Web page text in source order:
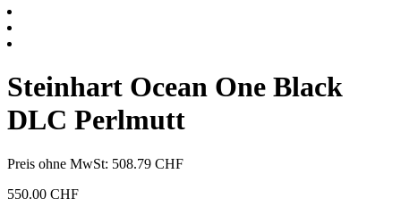
Steinhart Ocean One Black
DLC Perlmutt
Preis ohne MwSt: 508.79 CHF
550.00 CHF